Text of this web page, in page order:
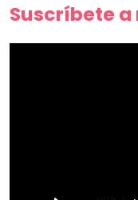
Suscríbete